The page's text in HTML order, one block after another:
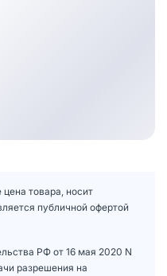
товара, носит
публичной офертой
РФ от 16 мая 2020 N
разрешения на